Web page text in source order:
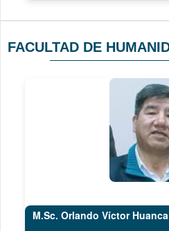
M.Sc. Orlando Víctor